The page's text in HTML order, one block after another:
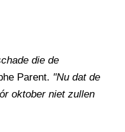
die de
Parent. "Nu dat de
oktober niet zullen